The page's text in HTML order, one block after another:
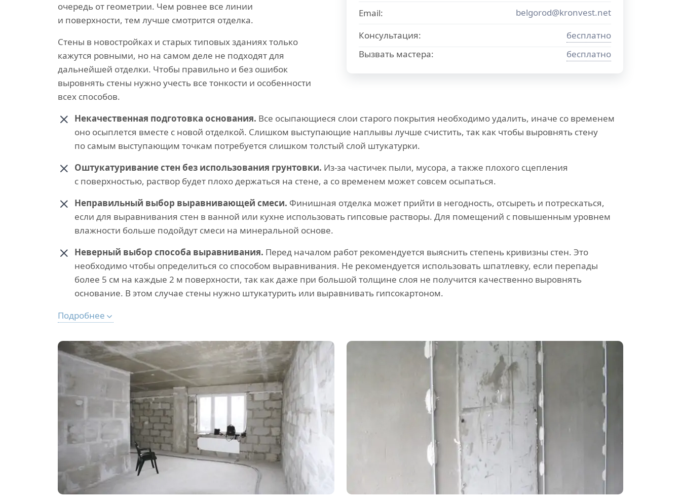
очередь от геометрии. Чем ровнее все линии
и поверхности, тем лучше смотрится отделка.
Стены в новостройках и старых типовых зданиях только
кажутся ровными, но на самом деле не подходят для
дальнейшей отделки. Чтобы правильно и без ошибок
выровнять стены нужно учесть все тонкости и особенности
всех способов.
Email:
belgorod@kronvest.net
Консультация:
бесплатно
Вызвать мастера:
бесплатно
Некачественная подготовка основания. Все осыпающиеся слои старого покрытия необходимо удалить, иначе со временем
оно осыплется вместе с новой отделкой. Слишком выступающие наплывы лучше счистить, так как чтобы выровнять стену
по самым выступающим точкам потребуется слишком толстый слой штукатурки.
Оштукатуривание стен без использования грунтовки. Из-за частичек пыли, мусора, а также плохого сцепления
с поверхностью, раствор будет плохо держаться на стене, а со временем может совсем осыпаться.
Неправильный выбор выравнивающей смеси. Финишная отделка может прийти в негодность, отсыреть и потрескаться,
если для выравнивания стен в ванной или кухне использовать гипсовые растворы. Для помещений с повышенным уровнем
влажности больше подойдут смеси на минеральной основе.
Неверный выбор способа выравнивания. Перед началом работ рекомендуется выяснить степень кривизны стен. Это
необходимо чтобы определиться со способом выравнивания. Не рекомендуется использовать шпатлевку, если перепады
более 5 см на каждые 2 м поверхности, так как даже при большой толщине слоя не получится качественно выровнять
основание. В этом случае стены нужно штукатурить или выравнивать гипсокартоном.
Подробнее